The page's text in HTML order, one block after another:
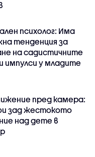
психолог: Има
тенденция за
на садистичните
импулси у младите
пред камера:
зад жестокото
над дете в